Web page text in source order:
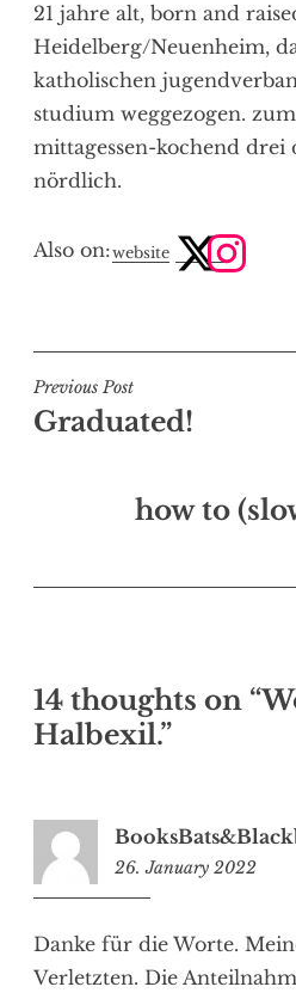
21 jahre alt, born and
Heidelberg/Neuenheim,
katholischen
studium weggezogen.
mittagessen-kochend
nördlich.
Also on:website
Post
navigation
Previous Post
Graduated!
how to
14 thoughts on “
Halbexil.”
26. January 2022
Danke für die Worte.
Verletzten. Die